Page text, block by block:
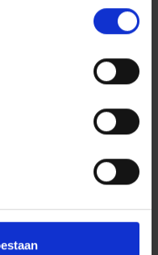
een maandenlange
een grondige
28 april 2026